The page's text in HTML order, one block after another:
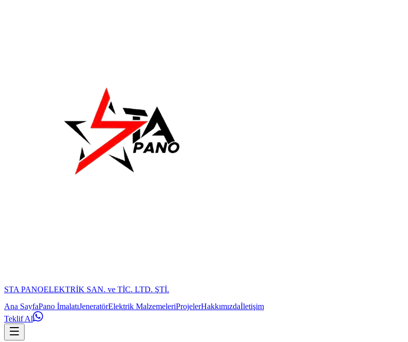
STA PANOELEKTRİK SAN. ve TİC. LTD. ŞTİ.
Ana SayfaPano İmalatıJeneratörElektrik MalzemeleriProjelerHakkımızdaİletişim
Teklif Al